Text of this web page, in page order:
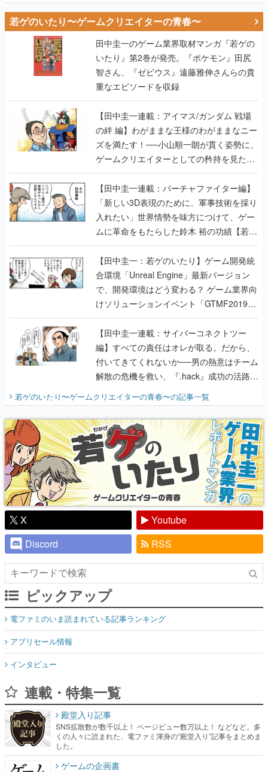
若ゲのいたり〜ゲームクリエイターの青春〜
田中圭一のゲーム業界取材マンガ『若ゲの
いたり』第2巻が発売。『ポケモン』田尻
智さん、『ゼビウス』遠藤雅伸さんらの貴
重なエピソードを収録
【田中圭一連載：アイマス/ガンダム 戦場
の絆 編】わがままな王様のわがままなニー
ズを満たす！──小山順一朗が貫く姿勢に、
ゲームクリエイターとしての矜持を見た
【若ゲのいたり最終回】
【田中圭一連載：バーチャファイター編】
「新しい3D表現のために、軍事技術を採り
入れたい」世界情勢を味方につけて、ゲー
ムに革命をもたらした鈴木 裕の功績【若ゲ
のいたり】
【田中圭一：若ゲのいたり】ゲーム開発統
合環境「Unreal Engine」最新バージョン
で、開発環境はどう変わる？ ゲーム業界向
けソリューションイベント「GTMF2019」
に行って、より理解を深めよう【PR】
【田中圭一連載：サイバーコネクトツー
編】すべての責任はオレが取る。だから、
付いてきてくれないか──男の熱意はチーム
解散の危機を救い、『.hack』成功の活路を
開く。業界の快男児・松山 洋に流れる血は
『少年ジャンプ』色だった【若ゲのいた
り】
若ゲのいたり〜ゲームクリエイターの青春〜の記事一覧
X
Youtube
Discord
RSS
ピックアップ
電ファミのいま読まれている記事ランキング
アプリセール情報
インタビュー
連載・特集一覧
殿堂入り記事
SNS拡散数が数千以上！ ページビュー数万以上！ などなど。多
くの人々に読まれた、電ファミ渾身の“殿堂入り”記事をまとめま
した。
ゲームの企画書